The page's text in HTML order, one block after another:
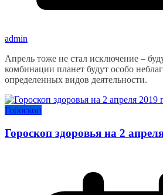
admin
Апрель тоже не стал исключение –
комбинации планет будут особо
определенных видов деятельности.
Гороскоп
Гороскоп здоровья на 2